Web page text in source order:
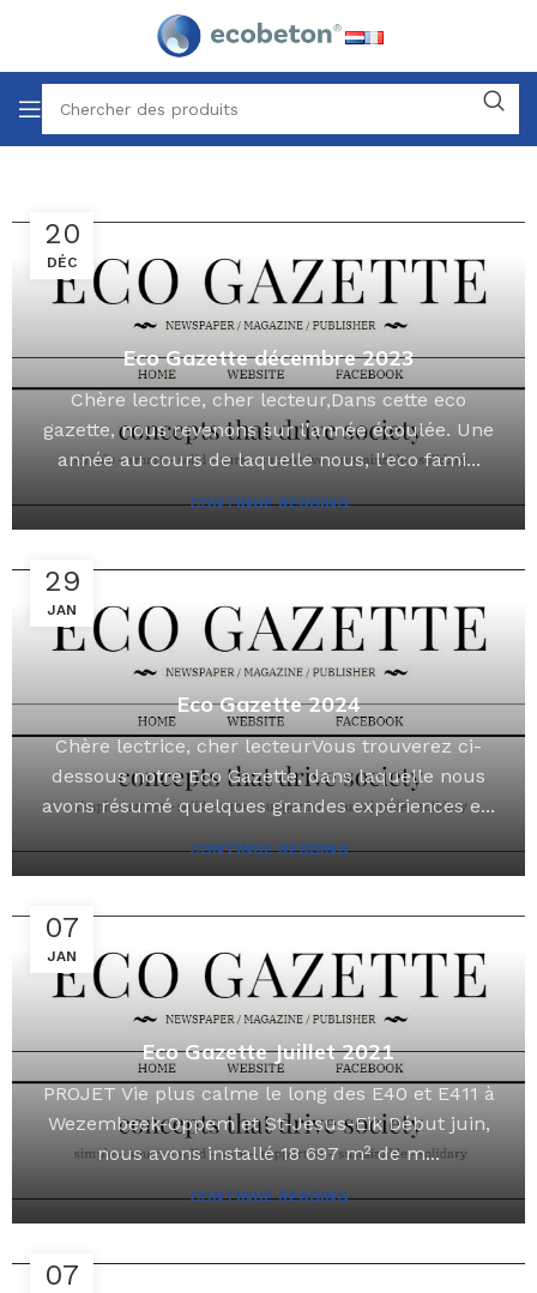
20
DÉC
Eco Gazette décembre 2023
Chère lectrice, cher lecteur,Dans cette eco
gazette, nous revenons sur l'année écoulée. Une
année au cours de laquelle nous, l'eco fami...
CONTINUE READING
29
JAN
Eco Gazette 2024
Chère lectrice, cher lecteurVous trouverez ci-
dessous notre Eco Gazette, dans laquelle nous
avons résumé quelques grandes expériences e...
CONTINUE READING
07
JAN
Eco Gazette Juillet 2021
PROJET Vie plus calme le long des E40 et E411 à
Wezembeek-Oppem et St-Jesus-Eik Début juin,
nous avons installé 18 697 m² de m...
CONTINUE READING
07